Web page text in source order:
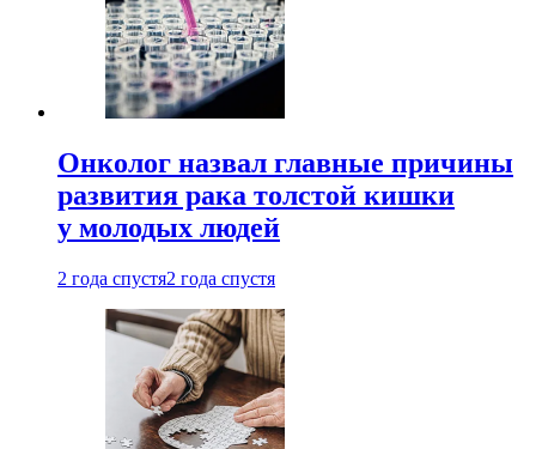
Онколог назвал главные причины
развития рака толстой кишки
у молодых людей
2 года спустя2 года спустя